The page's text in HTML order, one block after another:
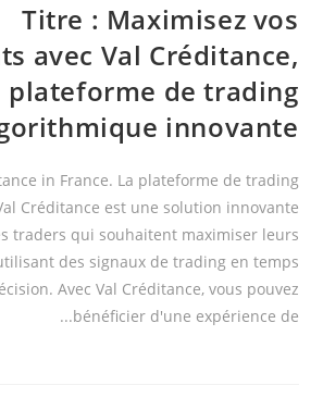
Titre : Maximisez vos
avec Val Créditance,
plateforme de trading
innovante
in France. La plateforme de trading
Créditance est une solution innovante
traders qui souhaitent maximiser leurs
des signaux de trading en temps
Avec Val Créditance, vous pouvez
bénéficier d'une expérience de...